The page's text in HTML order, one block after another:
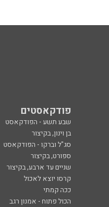
פודקאסטים
שבע תשע - הפודקאסט
בן וינון, בקיצור
סג"ל וברקו - הפודקאסט
ספורט, בקיצור
שניים עד ארבע, בקיצור
קרסו יוצא לאכול
ככה קמתי
הכול פתוח - אמנון רגב